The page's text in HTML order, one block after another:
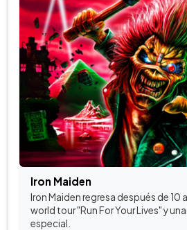
Iron Maiden
Iron Maiden regresa después de 10
world tour "Run For Your Lives" y
especial.